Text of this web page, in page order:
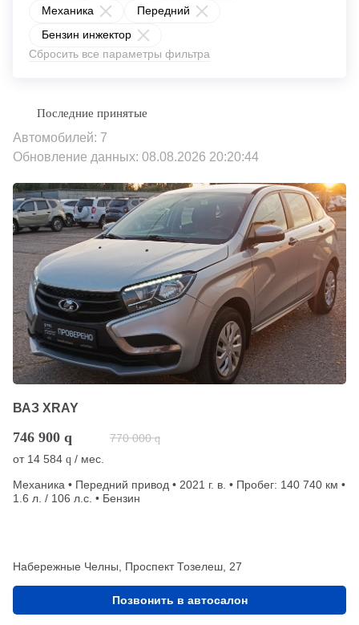
Механика
Передний
Бензин инжектор
Сбросить все параметры фильтра
Автомобилей: 7
Обновление данных: 08.08.2026 20:20:44
ВАЗ XRAY
746 900 q 770 000 q
от 14 584 q / мес.
Механика • Передний привод • 2021 г. в. • Пробег: 140 740 км •
1.6 л. / 106 л.с. • Бензин
Набережные Челны, Проспект Тозелеш, 27
Позвонить в автосалон